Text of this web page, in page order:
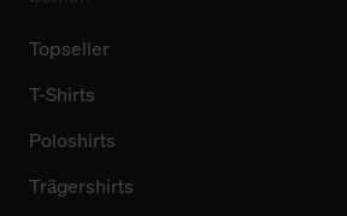
Topseller
T-Shirts
Poloshirts
Trägershirts